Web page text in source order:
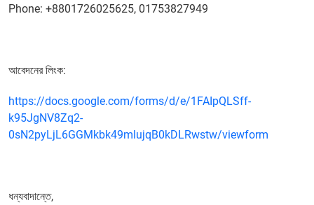
Phone: +8801726025625, 01753827949
আবেদনের লিংক:
https://docs.google.com/forms/d/e/1FAIpQLSff-
k95JgNV8Zq2-
0sN2pyLjL6GGMkbk49mlujqB0kDLRwstw/viewform
ধন্যবাদান্তে,